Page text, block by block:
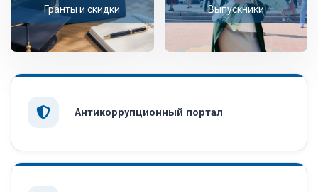
Гранты и скидки Выпускники
Антикоррупционный портал